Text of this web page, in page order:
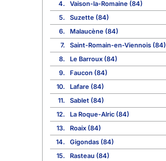
4.
Vaison-la-Romaine (84)
5.
Suzette (84)
6.
Malaucène (84)
7.
Saint-Romain-en-Viennois (84)
8.
Le Barroux (84)
9.
Faucon (84)
10.
Lafare (84)
11.
Sablet (84)
12.
La Roque-Alric (84)
13.
Roaix (84)
14.
Gigondas (84)
15.
Rasteau (84)